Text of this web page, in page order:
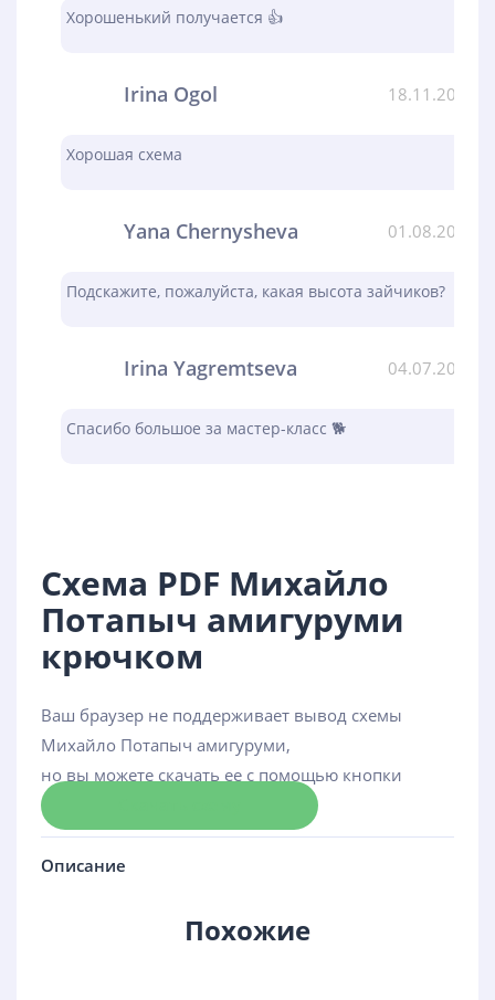
Хорошенький получается 👍
Irina Ogol 18.11.2023
Хорошая схема
Yana Chernysheva 01.08.2023
Подскажите, пожалуйста, какая высота зайчиков?
Irina Yagremtseva 04.07.2023
Спасибо большое за мастер-класс 🐕
Схема PDF Михайло
Потапыч амигуруми
крючком
Ваш браузер не поддерживает вывод схемы
Михайло Потапыч амигуруми,
но вы можете скачать ее с помощью кнопки
Описание
Похожие